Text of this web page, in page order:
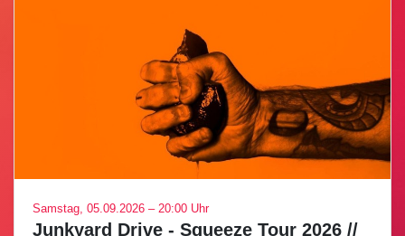
Samstag, 05.09.2026 – 20:00 Uhr
Junkyard Drive - Squeeze Tour 2026 //